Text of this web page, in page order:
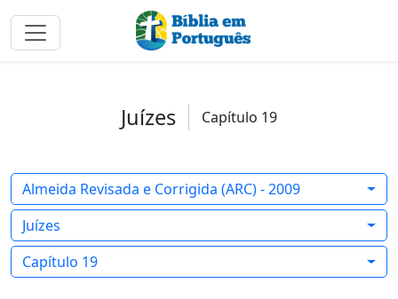
Juízes Capítulo 19
Almeida Revisada e Corrigida (ARC) - 2009
Juízes
Capítulo 19